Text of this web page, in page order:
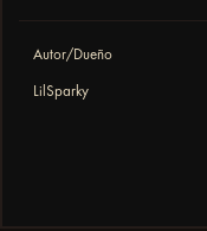
Autor/Dueño
LilSparky